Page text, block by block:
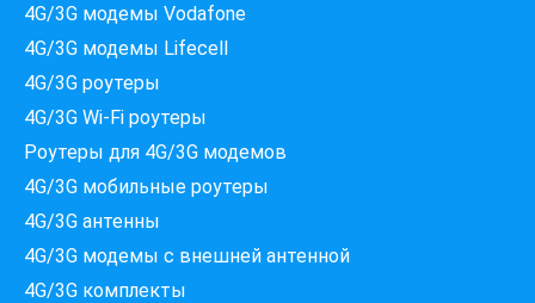
4G/3G модемы Vodafone
4G/3G модемы Lifecell
4G/3G роутеры
4G/3G Wi-Fi роутеры
Роутеры для 4G/3G модемов
4G/3G мобильные роутеры
4G/3G антенны
4G/3G модемы c внешней антенной
4G/3G комплекты
Які провайдери працюють
Перевірте доступність інтернету за 30 секунд
375+ провайдерів в базі